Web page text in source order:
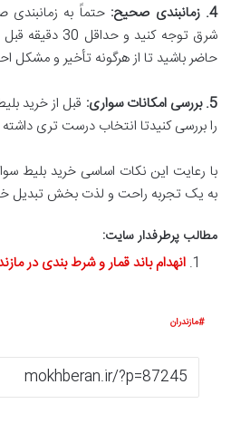
4. زمانبندی صحیح:
حتماً به
شرق توجه کنید
حاضر باشید تا از هرگونه تأخیر و مشکل
5. بررسی امکانات سواری:
قبل از خرید
را بررسی کنیدتا انتخاب درست تری داشته
با رعایت این نکات اساسی خرید بلیط
به یک تجربه راحت و لذت بخش تبدیل
مطالب پرطرفدار سایت:
انهدام باند قمار و شرط بندی در
مازندران